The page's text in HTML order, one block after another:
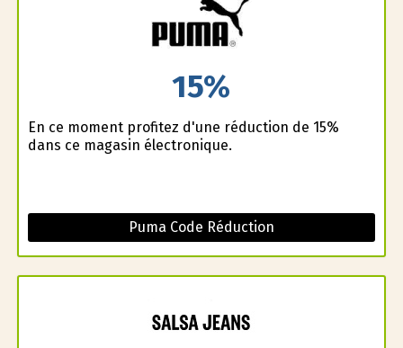
15%
En ce moment profitez d'une réduction de 15%
dans ce magasin électronique.
Puma Code Réduction